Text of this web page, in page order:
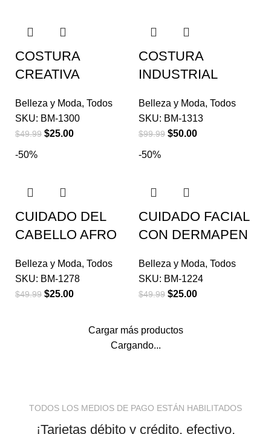
COSTURA
CREATIVA
Belleza y Moda, Todos
SKU: BM-1300
$49.99 $25.00
COSTURA
INDUSTRIAL
Belleza y Moda, Todos
SKU: BM-1313
$99.99 $50.00
-50%
CUIDADO DEL
CABELLO AFRO
Belleza y Moda, Todos
SKU: BM-1278
$49.99 $25.00
-50%
CUIDADO FACIAL
CON DERMAPEN
Belleza y Moda, Todos
SKU: BM-1224
$49.99 $25.00
Cargar más productos
Cargando...
TODOS LOS MEDIOS DE PAGO ESTÁN HABILITADOS
¡Tarjetas débito y crédito, efectivo,